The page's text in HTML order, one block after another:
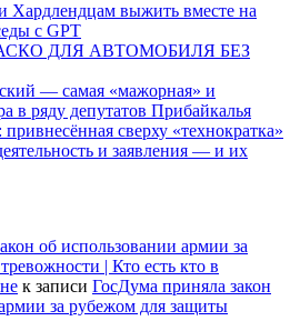
Хардлендцам выжить вместе на
с GPT
ДЛЯ АВТОМОБИЛЯ БЕЗ
— самая «мажорная» и
в ряду депутатов Прибайкалья
сверху «технократка»
и заявления — и их
об использовании армии за
| Кто есть кто в
к записи ГосДума приняла закон
за рубежом для защиты